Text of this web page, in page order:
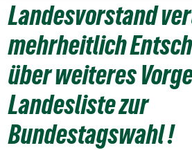
Landesvorstand
mehrheitlich
über weiteres
Landesliste zur
Bundestagswahl !